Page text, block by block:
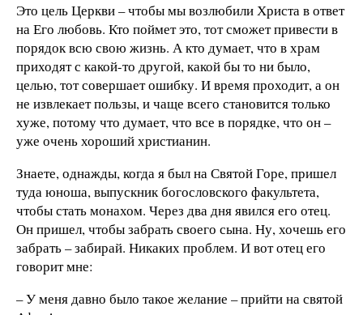
Это цель Церкви – чтобы мы возлюбили Христа в ответ
на Его любовь. Кто поймет это, тот сможет привести в
порядок всю свою жизнь. А кто думает, что в храм
приходят с какой-то другой, какой бы то ни было,
целью, тот совершает ошибку. И время проходит, а он
не извлекает пользы, и чаще всего становится только
хуже, потому что думает, что все в порядке, что он –
уже очень хороший христианин.
Знаете, однажды, когда я был на Святой Горе, пришел
туда юноша, выпускник богословского факультета,
чтобы стать монахом. Через два дня явился его отец.
Он пришел, чтобы забрать своего сына. Ну, хочешь его
забрать – забирай. Никаких проблем. И вот отец его
говорит мне:
– У меня давно было такое желание – прийти на святой